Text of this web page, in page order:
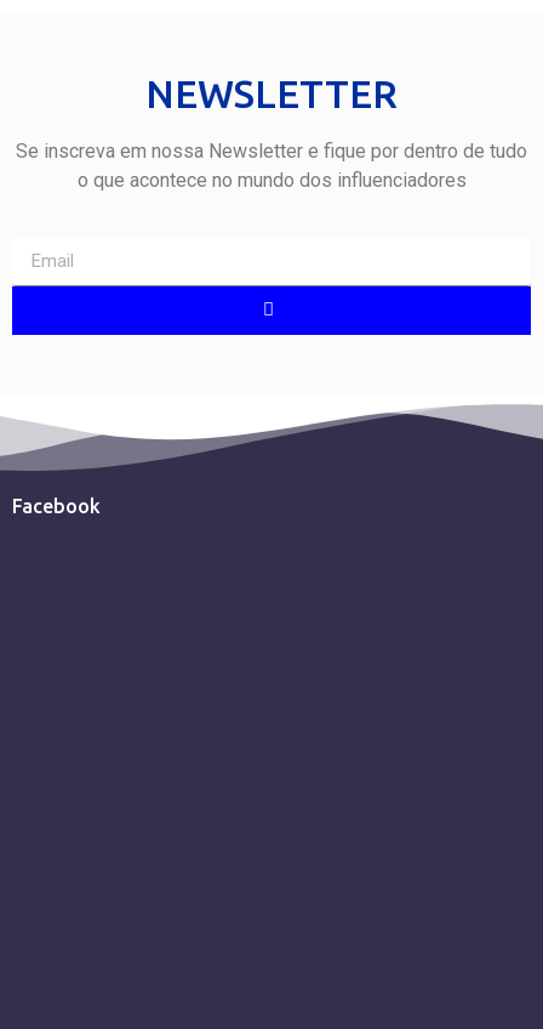
NEWSLETTER
Se inscreva em nossa Newsletter e fique por dentro de tudo
o que acontece no mundo dos influenciadores
Facebook